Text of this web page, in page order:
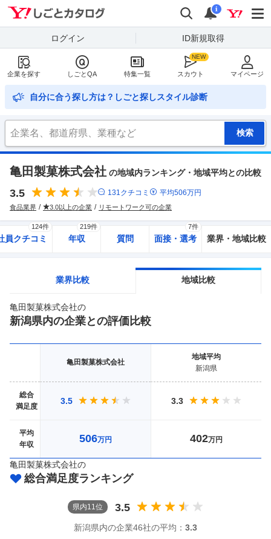
検索
通知
i
ログイン ID新規取得
企業を探す しごとQA 特集一覧 スカウト マイページ
自分に合う探し方は？しごと探しスタイル診断
亀田製菓株式会社 の地域内ランキング・地域平均との比較
3.5 131 クチコミ 平均506万円
食品業界 3.0以上の企業 リモートワーク可の企業
員クチコミ
124件
年収
219件
質問 面接・選考
7件
業界・地域比較
業界比較 地域比較
亀田製菓株式会社の
新潟県内の企業との評価比較
亀田製菓株式会社
地域平均
新潟県
総合
満足度
3.5 3.3
平均
年収
506万円 402万円
亀田製菓株式会社の
総合満足度ランキング
県内11位 3.5
新潟県内の企業46社の平均： 3.3